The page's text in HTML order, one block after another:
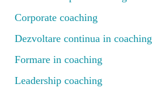
Corporate coaching
Dezvoltare continua in coaching
Formare in coaching
Leadership coaching